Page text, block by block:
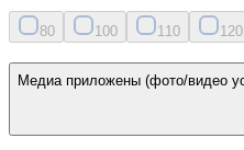
80 100 11 0 120
Медиа приложены (фото/видео